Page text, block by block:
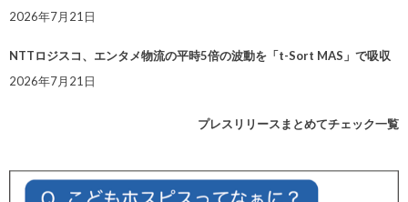
2026年7月21日
NTTロジスコ、エンタメ物流の平時5倍の波動を「t-Sort MAS」で吸収
2026年7月21日
プレスリリースまとめてチェック一覧